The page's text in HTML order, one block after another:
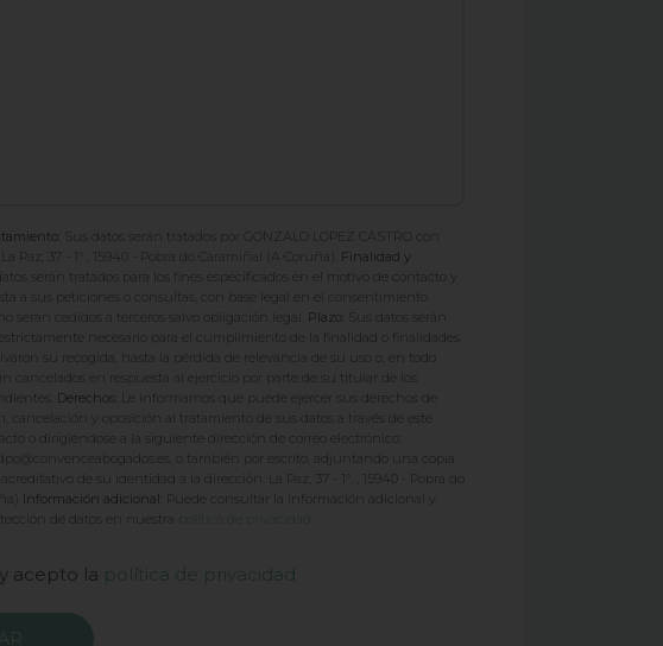
Sus datos serán tratados por GONZALO LOPEZ CASTRO con
Paz, 37 - 1º , 15940 - Pobra do Caramiñal (A Coruña). Finalidad y
serán tratados para los fines especificados en el motivo de contacto y
a sus peticiones o consultas, con base legal en el consentimiento
no serán cedidos a terceros salvo obligación legal. Plazo:
Sus datos serán
necesario para el cumplimiento de la finalidad o finalidades
su recogida, hasta la pérdida de relevancia de su uso o, en todo
cancelados en respuesta al ejercicio por parte de su titular de los
Derechos:
Le informamos que puede ejercer sus derechos de
cancelación y oposición al tratamiento de sus datos a través de este
o dirigiéndose a la siguiente dirección de correo electrónico:
o también por escrito, adjuntando una copia
de su identidad a la dirección: La Paz, 37 - 1º, , 15940 - Pobra do
Información adicional: Puede consultar la información adicional y
de datos en nuestra
política de privacidad
acepto la política de privacidad